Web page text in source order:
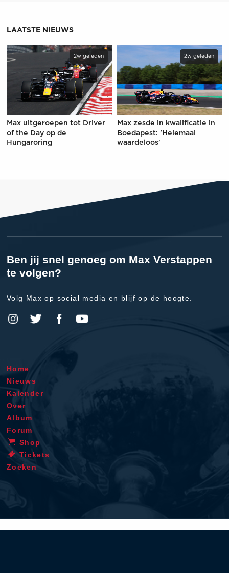
LAATSTE NIEUWS
2w geleden
Max uitgeroepen tot Driver
of the Day op de
Hungaroring
2w geleden
Max zesde in kwalificatie in
Boedapest: 'Helemaal
waardeloos'
Ben jij snel genoeg om Max Verstappen
te volgen?
Volg Max op social media en blijf op de hoogte.
Home
Nieuws
Kalender
Over
Album
Forum
Shop
Tickets
Zoeken